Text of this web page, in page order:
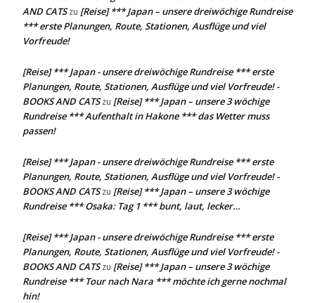
AND CATSzu [Reise] *** Japan – unsere dreiwöchige Rundreise
*** erste Planungen, Route, Stationen, Ausflüge und viel
Vorfreude!
[Reise] *** Japan - unsere dreiwöchige Rundreise *** erste
Planungen, Route, Stationen, Ausflüge und viel Vorfreude! -
BOOKS AND CATSzu [Reise] *** Japan – unsere 3 wöchige
Rundreise *** Aufenthalt in Hakone *** das Wetter muss
passen!
[Reise] *** Japan - unsere dreiwöchige Rundreise *** erste
Planungen, Route, Stationen, Ausflüge und viel Vorfreude! -
BOOKS AND CATSzu [Reise] *** Japan – unsere 3 wöchige
Rundreise *** Osaka: Tag 1 *** bunt, laut, lecker…
[Reise] *** Japan - unsere dreiwöchige Rundreise *** erste
Planungen, Route, Stationen, Ausflüge und viel Vorfreude! -
BOOKS AND CATSzu [Reise] *** Japan – unsere 3 wöchige
Rundreise *** Tour nach Nara *** möchte ich gerne nochmal
hin!